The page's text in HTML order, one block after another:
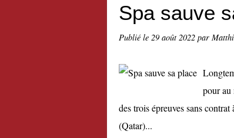
Spa sauve
Publié le 29 août 2022 par
pour au
des trois épreuves sans
(Qatar)...